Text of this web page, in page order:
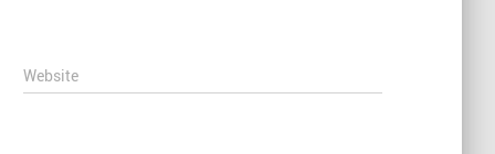
Website